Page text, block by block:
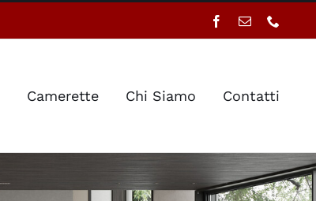
Facebook
Email
Camerette Chi Siamo Contatti